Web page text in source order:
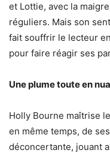
et Lottie, avec la
réguliers. Mais son
fait souffrir le lecteur
pour faire réagir ses
Une plume toute en
Holly Bourne maîtrise
en même temps, de
déconcertante, jouant